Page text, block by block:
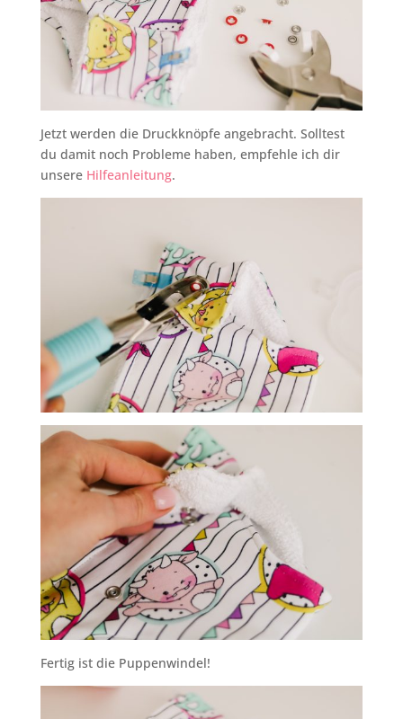
Jetzt werden die Druckknöpfe angebracht. Solltest
du damit noch Probleme haben, empfehle ich dir
unsere Hilfeanleitung.
Fertig ist die Puppenwindel!